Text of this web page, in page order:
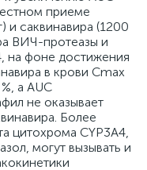
приеме
и саквинавира (1200
ВИЧ-протеазы и
на фоне достижения
в крови Сmaх
a AUC
не оказывает
Более
цитохрома CYP3A4,
могут вызывать и